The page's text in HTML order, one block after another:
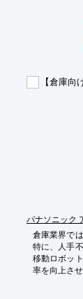
【活用シー
・倉庫内で
・工場内で
・配送セン
・搬送業務
【倉庫
パナソニック
倉庫業界で
特に、人手
移動ロボッ
率を向上さ
開発コスト